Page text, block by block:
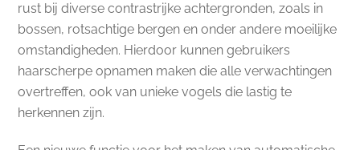
rust bij diverse contrastrijke achtergronden, zoals in
bossen, rotsachtige bergen en onder andere moeilijke
omstandigheden. Hierdoor kunnen gebruikers
haarscherpe opnamen maken die alle verwachtingen
overtreffen, ook van unieke vogels die lastig te
herkennen zijn.